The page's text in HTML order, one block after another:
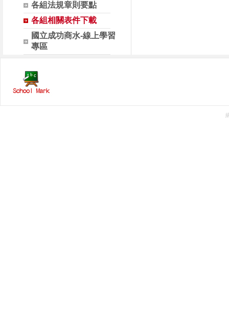
各組法規章則要點
各組相關表件下載
國立成功商水-線上學習
專區